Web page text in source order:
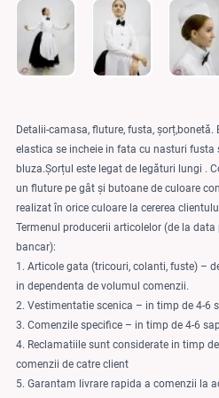
Detalii-camasa, fluture, fusta,
elastica se incheie in fata cu nasturi fusta
bluza.Șorțul este legat de legături lungi .
un fluture pe gât și butoane de culoare
realizat în orice culoare la cererea
Termenul producerii articolelor (de la
bancar):
1. Articole gata (tricouri, colanti, fuste) –
in dependenta de volumul comenzii.
2. Vestimentatie scenica – in timp de 4-6
3. Comenzile specifice – in timp de 4-6
4. Reclamatiile sunt considerate in timp
comenzii de catre client
5. Garantam livrare rapida a comenzii la